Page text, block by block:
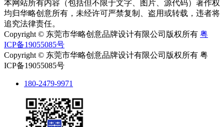
本网站所有内容（包括但不限于文字、图片、源代码）著作权
均归华略创意所有，未经许可严禁复制、盗用或转载，违者将
追究法律责任。
Copyright © 东莞市华略创意品牌设计有限公司版权所有 粤
ICP备19055085号
Copyright © 东莞市华略创意品牌设计有限公司版权所有 粤
ICP备19055085号
180-2479-9971